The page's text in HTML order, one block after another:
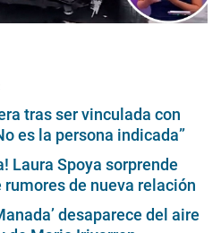
tras ser vinculada con
es la persona indicada”
Laura Spoya sorprende
de nueva relación
desaparece del aire